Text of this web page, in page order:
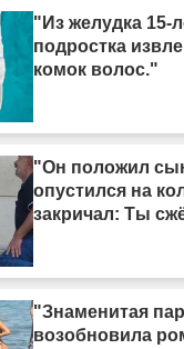
"Из желудка 15-
подростка
комок волос."
"Он положил
опустился на
закричал: Ты
"Знаменитая
возобновила